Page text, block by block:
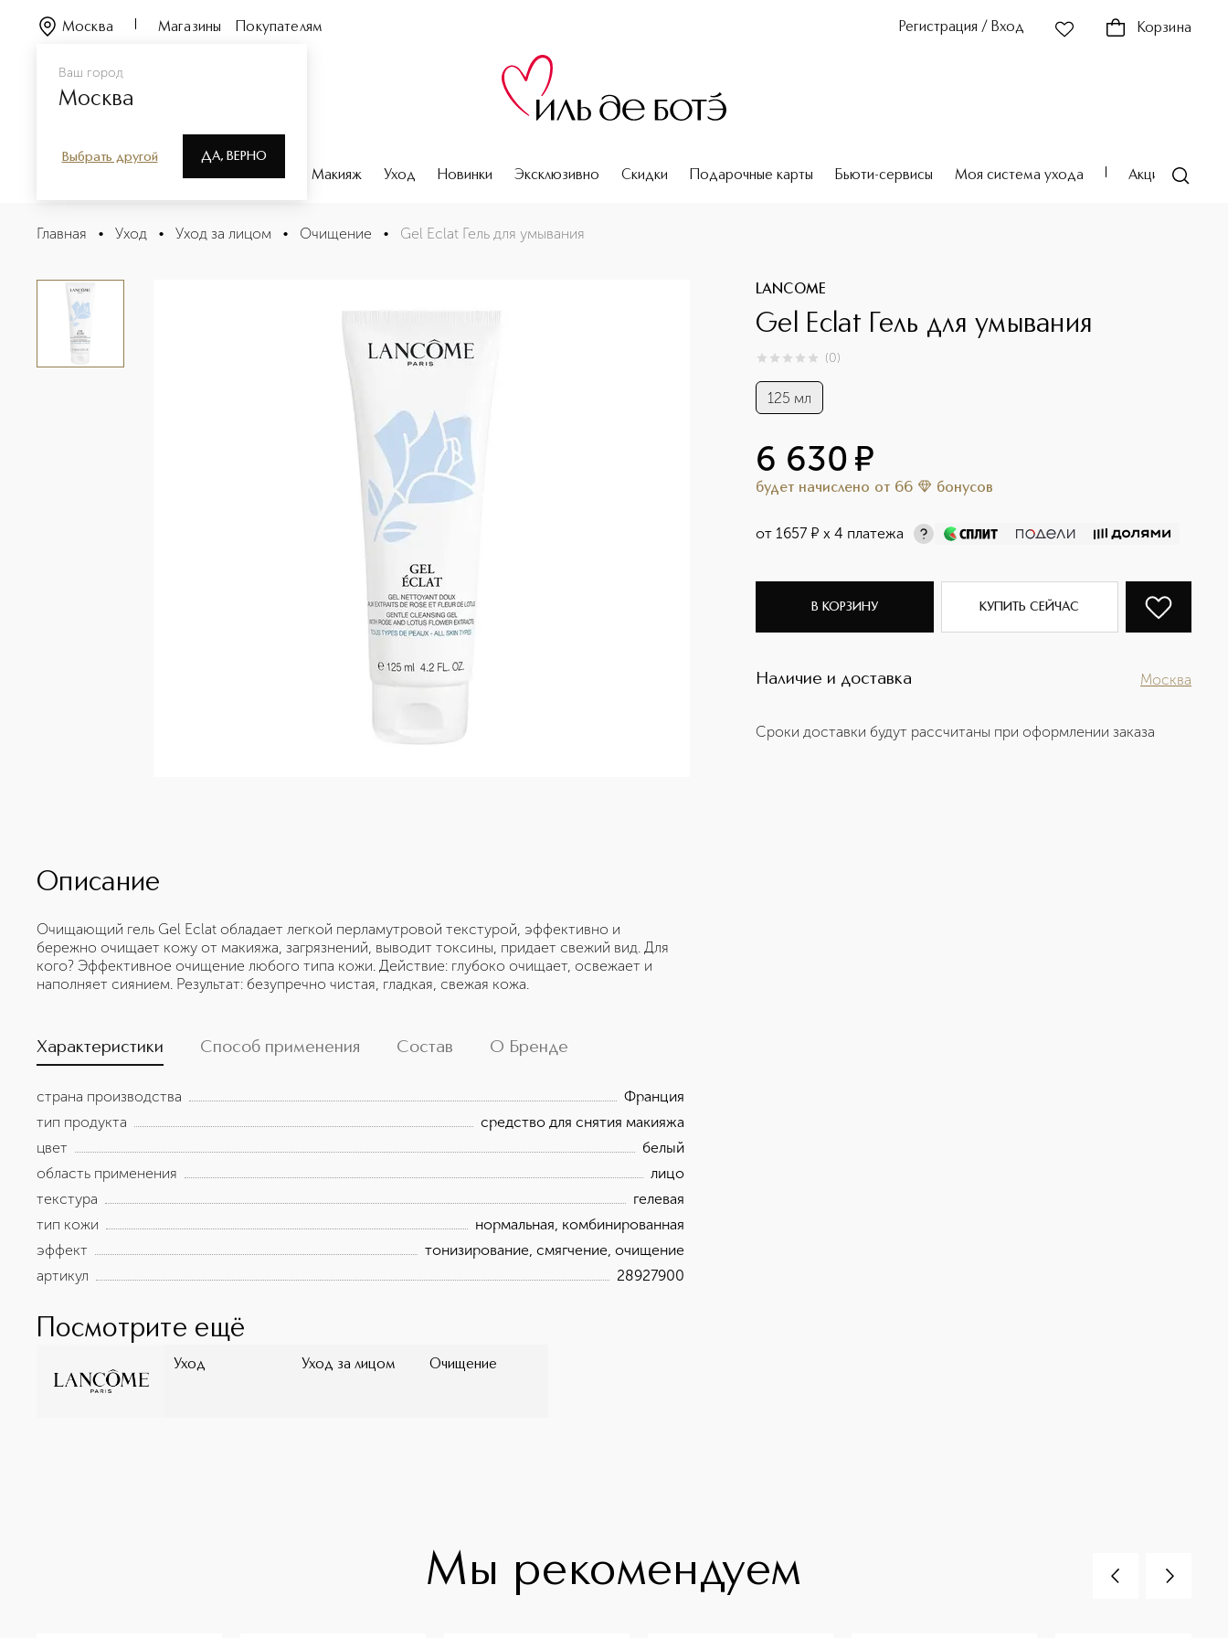
Ваш город
Москва
Выбрать другой ДА, ВЕРНО
Москва Магазины Покупателям Регистрация / Вход Корзина
Парфюмерия Макияж Уход Новинки Эксклюзивно Скидки Подарочные карты Бьюти-сервисы Моя система ухода Акции
Gel Eclat Гель для умывания
Описание
Главная • Уход • Уход за лицом • Очищение • Gel Eclat Гель для умывания
LANCOME
Gel Eclat Гель для умывания
0из 0 (0)
125 мл
6 630 ¤
будет начислено от 66 бонусов
от 1657 ¤ х 4 платежа
В КОРЗИНУ КУПИТЬ СЕЙЧАС
Наличие и доставка Москва
Сроки доставки будут рассчитаны при оформлении заказа
Описание
Очищающий гель Gel Eclat обладает легкой перламутровой текстурой, эффективно и
бережно очищает кожу от макияжа, загрязнений, выводит токсины, придает свежий вид. Для
кого? Эффективное очищение любого типа кожи. Действие: глубоко очищает, освежает и
наполняет сиянием. Результат: безупречно чистая, гладкая, свежая кожа.
Характеристики Способ применения Состав О Бренде
страна производства
Франция
тип продукта
средство для снятия макияжа
цвет
белый
область применения
лицо
текстура
гелевая
тип кожи
нормальная, комбинированная
эффект
тонизирование, смягчение, очищение
артикул
28927900
Посмотрите ещё
Уход Уход за лицом Очищение
Мы рекомендуем